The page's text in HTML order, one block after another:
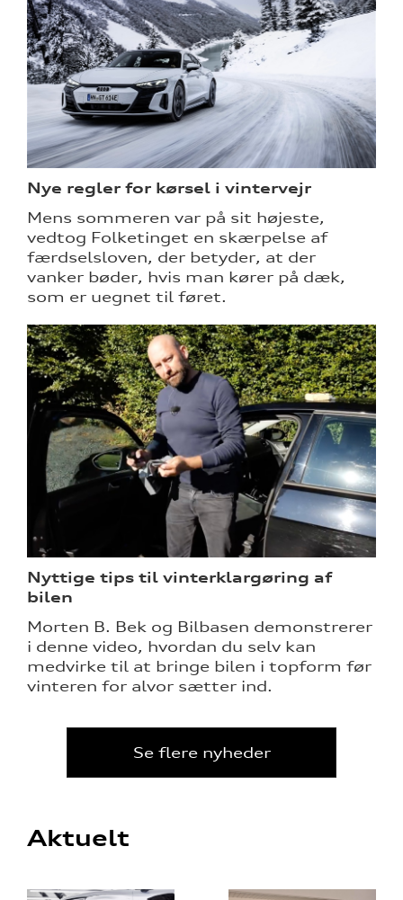
Nye regler for kørsel i vintervejr
Mens sommeren var på sit højeste,
vedtog Folketinget en skærpelse af
færdselsloven, der betyder, at der
vanker bøder, hvis man kører på dæk,
som er uegnet til føret.
Nyttige tips til vinterklargøring af
bilen
Morten B. Bek og Bilbasen demonstrerer
i denne video, hvordan du selv kan
medvirke til at bringe bilen i topform før
vinteren for alvor sætter ind.
Se flere nyheder
Aktuelt